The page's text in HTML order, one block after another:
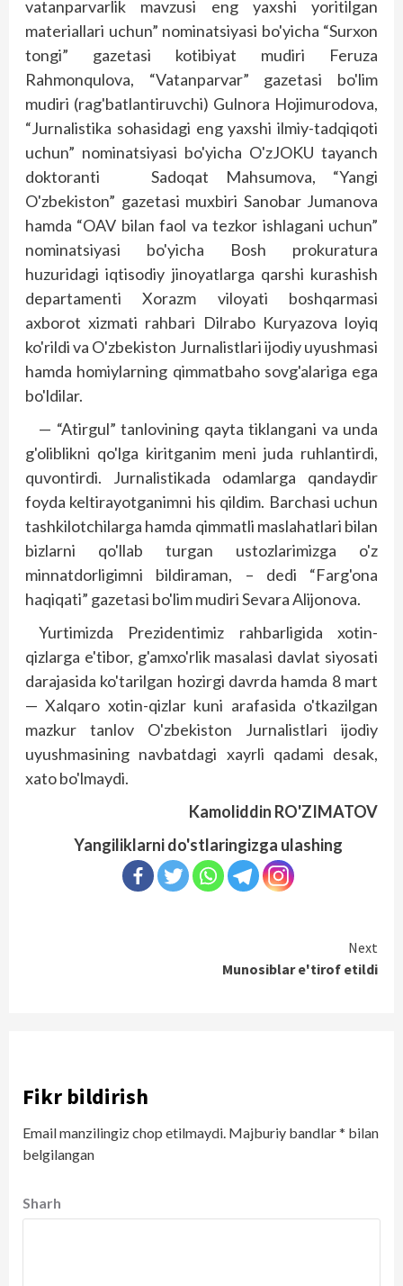
vatanparvarlik mavzusi eng yaxshi yoritilgan
materiallari uchun” nominatsiyasi bo'yicha “Surxon
tongi” gazetasi kotibiyat mudiri Feruza
Rahmonqulova, “Vatanparvar” gazetasi bo'lim
mudiri (rag'batlantiruvchi) Gulnora Hojimurodova,
“Jurnalistika sohasidagi eng yaxshi ilmiy-tadqiqoti
uchun” nominatsiyasi bo'­yicha O'zJOKU tayanch
doktoranti Sadoqat Mahsumova, “Yangi
O'zbekiston” gazetasi muxbiri Sanobar Jumanova
hamda “OAV bilan faol va tezkor ishlagani uchun”
nominatsiyasi bo'yicha Bosh prokuratura
huzuridagi iqtisodiy jinoyatlarga qarshi kurashish
departamenti Xorazm viloyati boshqarmasi
axborot xizmati rahbari Dilrabo Kuryazova loyiq
ko'rildi va O'zbekiston Jurnalistlari ijodiy uyushmasi
hamda homiylarning qimmatbaho sovg'alariga ega
bo'ldilar.
— “Atirgul” tanlovining qayta tiklangani va unda
g'oliblikni qo'lga kiritganim meni juda ruhlantirdi,
quvontirdi. Jurnalistikada odamlarga qandaydir
foyda keltirayotganimni his qildim. Barchasi uchun
tashkilotchilarga hamda qimmatli maslahatlari bilan
bizlarni qo'llab turgan ustozlarimizga o'z
minnatdorligimni bildiraman, – dedi “Farg'ona
haqiqati” gazetasi bo'lim mudiri Sevara Alijonova.
Yurtimizda Prezidentimiz rahbarligida xotin-
qizlarga e'tibor, g'amxo'rlik masalasi davlat siyosati
darajasida ko'tarilgan hozirgi davrda hamda 8 mart
— Xalqaro xotin-qizlar kuni arafasida o'tkazilgan
mazkur tanlov O'zbekiston Jurnalistlari ijodiy
uyushmasining navbatdagi xayrli qadami desak,
xato bo'lmaydi.
Kamoliddin RO'ZIMATOV
Yangiliklarni do'stlaringizga ulashing
Next
Munosiblar e'tirof etildi
Fikr bildirish
Email manzilingiz chop etilmaydi. Majburiy bandlar* bilan
belgilangan
Sharh